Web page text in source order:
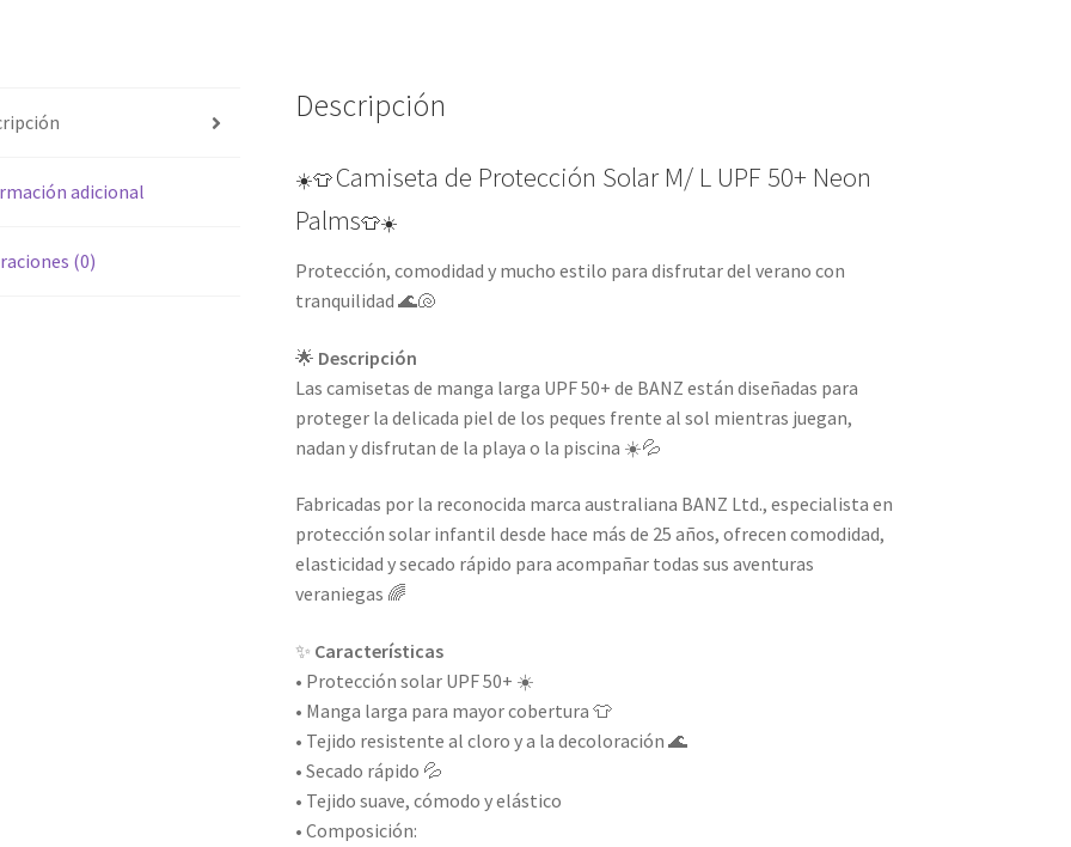
adicional
(0)
Descripción
☀️👕 Camiseta de Protección Solar M/ L UPF 50+ Neon
Palms👕☀️
Protección, comodidad y mucho estilo para disfrutar del verano con
tranquilidad 🌊🐚
🌟 Descripción
Las camisetas de manga larga UPF 50+ de BANZ están diseñadas para
proteger la delicada piel de los peques frente al sol mientras juegan,
nadan y disfrutan de la playa o la piscina ☀️💦
Fabricadas por la reconocida marca australiana BANZ Ltd., especialista en
protección solar infantil desde hace más de 25 años, ofrecen comodidad,
elasticidad y secado rápido para acompañar todas sus aventuras
veraniegas 🌈
✨ Características
• Protección solar UPF 50+ ☀️
• Manga larga para mayor cobertura 👕
• Tejido resistente al cloro y a la decoloración 🌊
• Secado rápido 💦
• Tejido suave, cómodo y elástico
• Composición: